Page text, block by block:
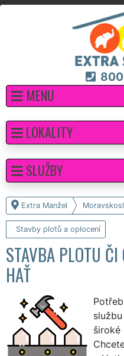
MENU
Extra Manžel
Stavby plotů a oplocení
STAVBA PLOTU ČI
HAŤ
široké
LOKALITY
SLUŽBY